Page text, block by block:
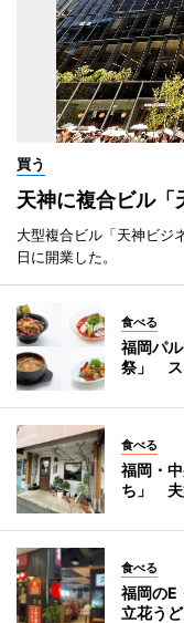
買う
天神に複合ビル「
大型複合ビル「天神ビジ
日に開業した。
食べる
福岡パ
祭」 ス
食べる
福岡・
ち」 夫
食べる
福岡のE
立花う